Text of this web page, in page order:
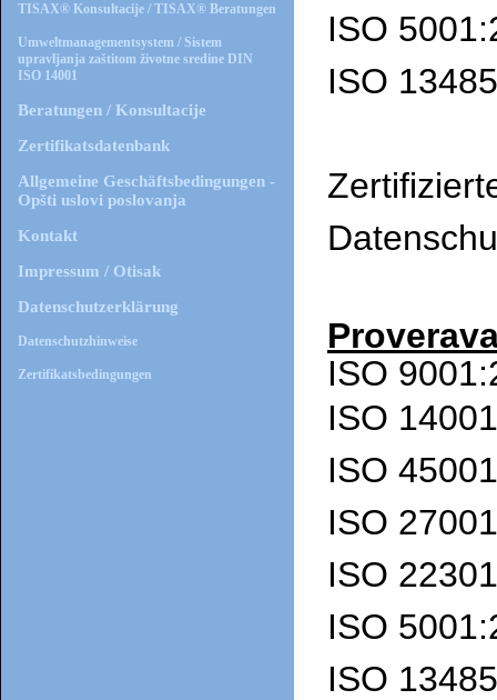
TISAX® Konsultacije / TISAX® Beratungen
Umweltmanagementsystem / Sistem
upravljanja zaštitom životne sredine DIN
ISO 14001
Beratungen / Konsultacije
Zertifikatsdatenbank
Allgemeine Geschäftsbedingungen -
Opšti uslovi poslovanja
Kontakt
Impressum / Otisak
Datenschutzerklärung
Datenschutzhinweise
Zertifikatsbedingungen
ISO
ISO
ISO
ISO
ISO
ISO
ISO
ISO